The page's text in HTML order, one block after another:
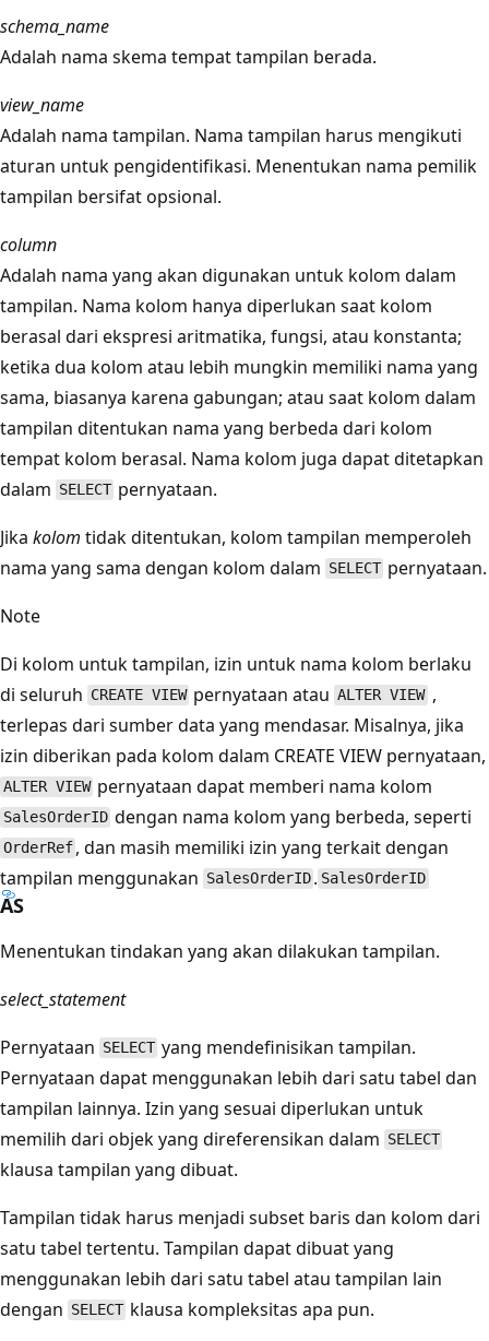
schema_name
Adalah nama skema tempat tampilan berada.
view_name
Adalah nama tampilan. Nama tampilan harus mengikuti
aturan untuk pengidentifikasi. Menentukan nama pemilik
tampilan bersifat opsional.
column
Adalah nama yang akan digunakan untuk kolom dalam
tampilan. Nama kolom hanya diperlukan saat kolom
berasal dari ekspresi aritmatika, fungsi, atau konstanta;
ketika dua kolom atau lebih mungkin memiliki nama yang
sama, biasanya karena gabungan; atau saat kolom dalam
tampilan ditentukan nama yang berbeda dari kolom
tempat kolom berasal. Nama kolom juga dapat ditetapkan
dalam SELECT pernyataan.
Jika kolom tidak ditentukan, kolom tampilan memperoleh
nama yang sama dengan kolom dalam SELECT pernyataan.
Note
Di kolom untuk tampilan, izin untuk nama kolom berlaku
di seluruh CREATE VIEW pernyataan atau ALTER VIEW ,
terlepas dari sumber data yang mendasar. Misalnya, jika
izin diberikan pada kolom dalam CREATE VIEW pernyataan,
ALTER VIEW pernyataan dapat memberi nama kolom
SalesOrderID dengan nama kolom yang berbeda, seperti
OrderRef , dan masih memiliki izin yang terkait dengan
tampilan menggunakan SalesOrderID . SalesOrderID
AS
Menentukan tindakan yang akan dilakukan tampilan.
select_statement
Pernyataan SELECT yang mendefinisikan tampilan.
Pernyataan dapat menggunakan lebih dari satu tabel dan
tampilan lainnya. Izin yang sesuai diperlukan untuk
memilih dari objek yang direferensikan dalam SELECT
klausa tampilan yang dibuat.
Tampilan tidak harus menjadi subset baris dan kolom dari
satu tabel tertentu. Tampilan dapat dibuat yang
menggunakan lebih dari satu tabel atau tampilan lain
dengan SELECT klausa kompleksitas apa pun.